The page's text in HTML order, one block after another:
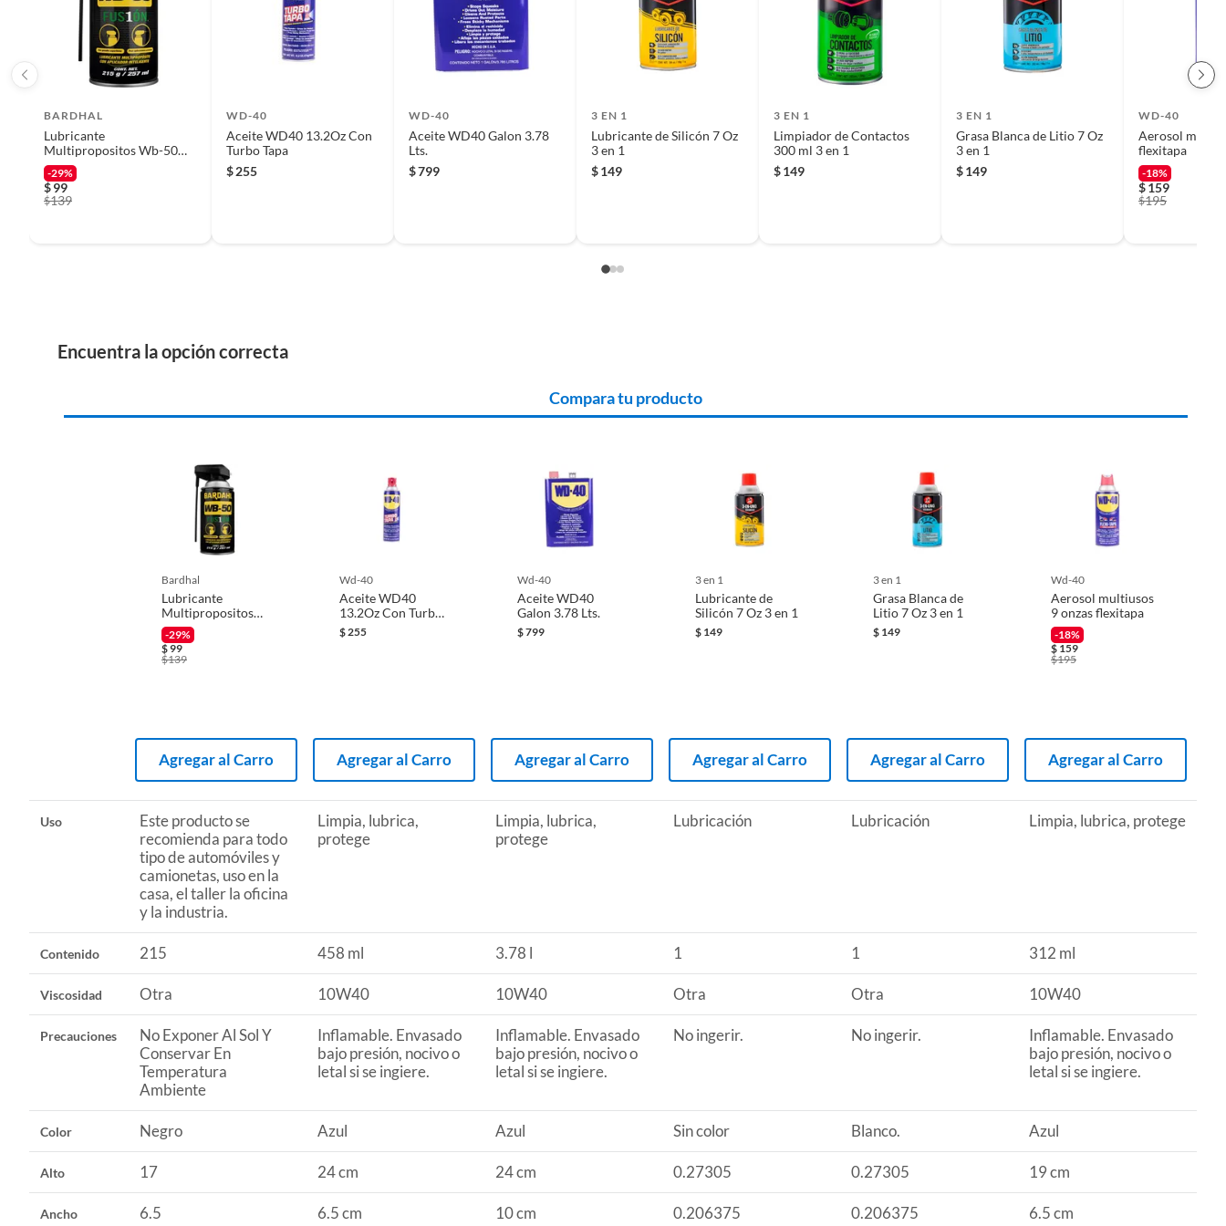
Iniciaremos el reembolso de tu dinero cuando recibamos el producto.
BARDHAL
Lubricante
Multipropositos Wb-50
Fusión 215 Gramos
Bardahl
-29%
$99
$139
WD-40
Aceite WD40 13.2Oz Con
Turbo Tapa
$255
WD-40
Aceite WD40 Galon 3.78
Lts.
$799
3 EN 1
Lubricante de Silicón 7 Oz
3 en 1
$149
3 EN 1
Limpiador de Contactos
300 ml 3 en 1
$149
3 EN 1
Grasa Blanca de Litio 7 Oz
3 en 1
$149
WD-40
Aerosol
flexitapa
-18%
$159
$195
Encuentra la opción correcta
Compara tu producto
bardhal
Lubricante
Multipropositos
Wb-50 Fusión 215
Gramos Bardahl
-29%
$99
$139
Agregar al Carro
wd-40
Aceite WD40
13.2Oz Con Turbo
Tapa
$ 255
Agregar al Carro
wd-40
Aceite WD40
Galon 3.78 Lts.
$799
Agregar al Carro
3 en 1
Lubricante de
Silicón 7 Oz 3 en 1
$ 149
Agregar al Carro
3 en 1
Grasa Blanca de
Litio 7 Oz 3 en 1
$ 149
Agregar al Carro
wd-40
Aerosol multiusos
9 onzas flexitapa
-18%
$159
$195
Agregar al Carro
Uso
Este producto se
recomienda para todo
tipo de automóviles y
camionetas, uso en la
casa, el taller la oficina
y la industria.
Limpia, lubrica,
protege
Limpia, lubrica,
protege
Lubricación Lubricación Limpia, lubrica, protege
Contenido 215 458 ml 3.78 l 1 1 312 ml
Viscosidad Otra 10W40 10W40 Otra Otra 10W40
Precauciones
No Exponer Al Sol Y
Conservar En
Temperatura
Ambiente
Inflamable. Envasado
bajo presión, nocivo o
letal si se ingiere.
Inflamable. Envasado
bajo presión, nocivo o
letal si se ingiere.
No ingerir. No ingerir.
Inflamable. Envasado
bajo presión, nocivo o
letal si se ingiere.
Color Negro Azul Azul Sin color Blanco. Azul
Alto 17 24 cm 24 cm 0.27305 0.27305 19 cm
Ancho 6.5 6.5 cm 10 cm 0.206375 0.206375 6.5 cm